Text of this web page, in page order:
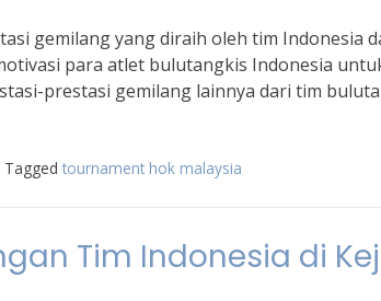
gemilang yang diraih oleh tim Indonesia
para atlet bulutangkis Indonesia
prestasi gemilang lainnya dari tim
Tagged tournament hok malaysia
Tim Indonesia di